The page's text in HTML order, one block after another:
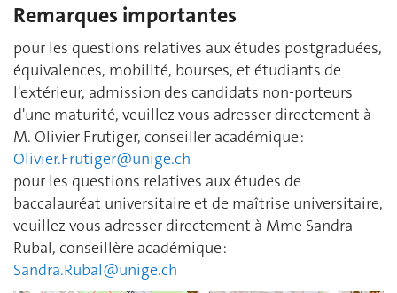
Remarques importantes
pour les questions relatives aux études postgraduées,
équivalences, mobilité, bourses, et étudiants de
l'extérieur, admission des candidats non-porteurs
d'une maturité, veuillez vous adresser directement à
M. Olivier Frutiger, conseiller académique :
Olivier.Frutiger@unige.ch
pour les questions relatives aux études de
baccalauréat universitaire et de maîtrise universitaire,
veuillez vous adresser directement à Mme Sandra
Rubal, conseillère académique :
Sandra.Rubal@unige.ch